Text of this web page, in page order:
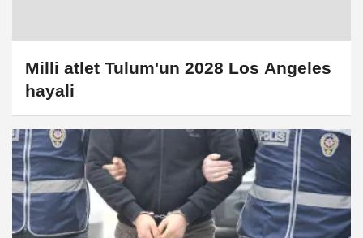
Milli atlet Tulum'un 2028 Los Angeles
hayali